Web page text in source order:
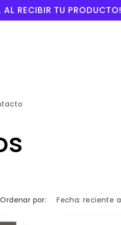
RECIBIR TU PRODUCTO!
Ordenar por: